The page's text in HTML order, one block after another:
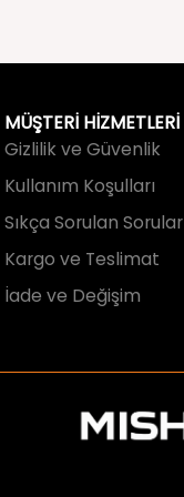
MÜŞTERİ HİZMETLERİ
Gizlilik ve Güvenlik
Kullanım Koşulları
Sıkça Sorulan Sorular
Kargo ve Teslimat
İade ve Değişim